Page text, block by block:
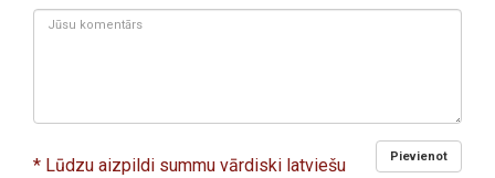
Jūsu
Pievienot
* Lūdzu aizpildi summu vārdiski latviešu